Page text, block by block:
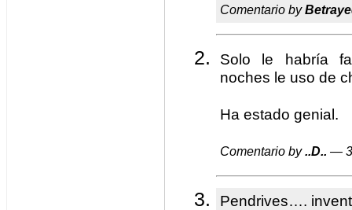
Comentario by
Solo le habría
noches le uso de
Ha estado genial.
Comentario by..D.. —
Pendrives….